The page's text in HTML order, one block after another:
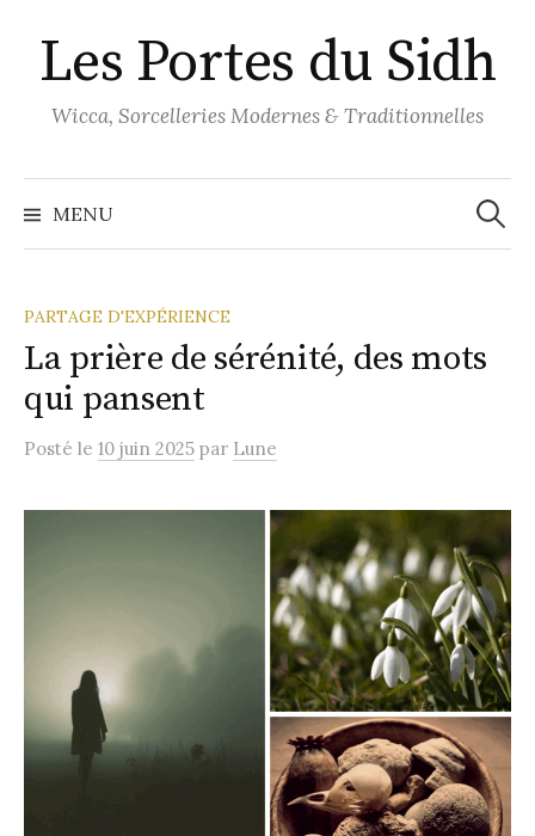
au
contenu
Les Portes du Sidh
Wicca, Sorcelleries Modernes & Traditionnelles
MENU
PARTAGE D'EXPÉRIENCE
La prière de sérénité, des mots
qui pansent
Posté le 10 juin 2025 par Lune